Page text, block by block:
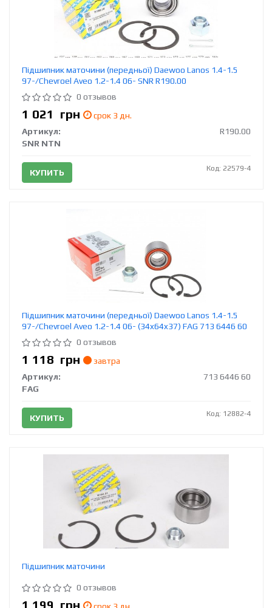
Підшипник маточини (передньої) Daewoo Lanos 1.4-1.5
97-/Chevroel Aveo 1.2-1.4 06- SNR R190.00
0 отзывов
1 021 грн
срок 3 дн.
Артикул:
R190.00
SNR NTN
КУПИТЬ Код: 22579-4
Підшипник маточини (передньої) Daewoo Lanos 1.4-1.5
97-/Chevroel Aveo 1.2-1.4 06- (34x64x37) FAG 713 6446 60
0 отзывов
1 118 грн
завтра
Артикул:
713 6446 60
FAG
КУПИТЬ Код: 12882-4
Підшипник маточини
0 отзывов
1 199 грн
срок 3 дн.